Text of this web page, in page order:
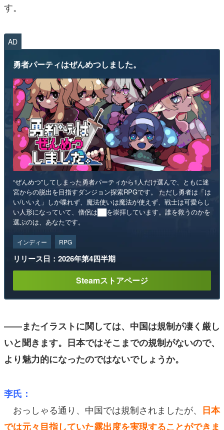
す。
AD
勇者パーティはぜんめつしました。
“ぜんめつ”してしまった勇者パーティから1人だけ選んで、ともに迷
宮からの脱出を目指すダンジョン探索RPGです。 ただし勇者は「は
い/いいえ」しか喋れず、魔法使いは魔法が使えず、戦士は可愛らし
い人形になっていて、僧侶は██を崇拝しています。誰を救うのかを
選ぶのは、あなたです。
インディー RPG
リリース日：2026年第4四半期
Steamストアページ
――またイラストに関しては、中国は規制が凄く厳し
いと聞きます。日本ではそこまでの規制がないので、
より魅力的になったのではないでしょうか。
李氏：
おっしゃる通り、中国では規制されましたが、 日本
では元々目指していた露出度を実現することができま